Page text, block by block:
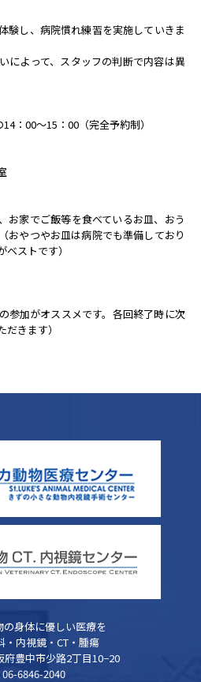
験し、病院慣れ練習を実施していきま
によって、スタッフの判断で内容は異
：00～15：00 （完全予約制）
お家でご飯等を食べているお皿、 おう
おやつやお皿は病院でも準備しており
ストです）
参加がオススメです。各回終了時に次
きます）
身体に優しい医療を
・内視鏡・CT・腫瘍
府豊中市少路2丁目10−20
06-6846-2040